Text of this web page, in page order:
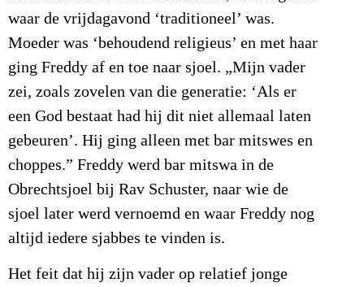
waar de vrijdagavond ‘traditioneel’ was.
Moeder was ‘behoudend religieus’ en met haar
ging Freddy af en toe naar sjoel. „Mijn vader
zei, zoals zovelen van die generatie: ‘Als er
een God bestaat had hij dit niet allemaal laten
gebeuren’. Hij ging alleen met bar mitswes en
choppes.” Freddy werd bar mitswa in de
Obrechtsjoel bij Rav Schuster, naar wie de
sjoel later werd vernoemd en waar Freddy nog
altijd iedere sjabbes te vinden is.
Het feit dat hij zijn vader op relatief jonge